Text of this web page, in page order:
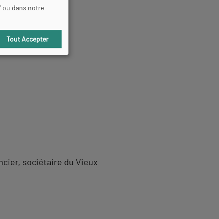
sociétaire du Vieux
ou dans notre
Tout Accepter